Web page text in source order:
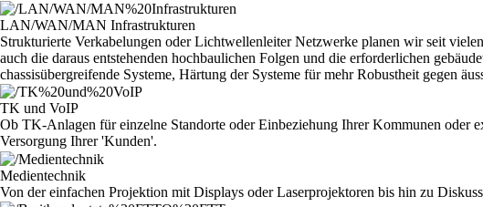
LAN/WAN/MAN Infrastrukturen
Strukturierte Verkabelungen oder Lichtwellenleiter Netzwerke planen wir seit
auch die daraus entstehenden hochbaulichen Folgen und die erforderlichen
chassisübergreifende Systeme, Härtung der Systeme für mehr Robustheit gegen
TK und VoIP
Ob TK-Anlagen für einzelne Standorte oder Einbeziehung Ihrer Kommunen oder
Versorgung Ihrer 'Kunden'.
Medientechnik
Von der einfachen Projektion mit Displays oder Laserprojektoren bis hin zu